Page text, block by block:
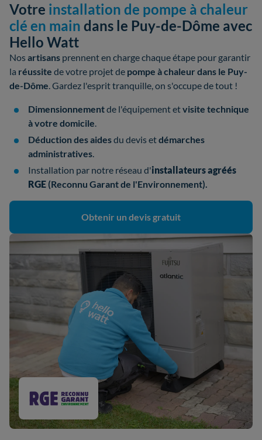
Votre installation de pompe à chaleur
clé en main dans le Puy-de-Dôme avec
Hello Watt
Nosartisans prennent en charge chaque étape pour garantir
la réussite de votre projet de pompe à chaleur dans le Puy-
de-Dôme. Gardez l'esprit tranquille, on s'occupe de tout !
Dimensionnementde l'équipement etvisite technique
à votre domicile.
Déduction des aidesdu devis etdémarches
administratives.
Installation par notre réseau d'installateursagréés
RGE (Reconnu Garant de l'Environnement).
Obtenir un devis gratuit